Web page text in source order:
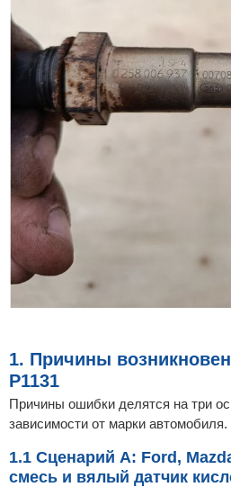
1. Причины
P1131
Причины ошибки делятся на три
зависимости от марки автомобиля.
1.1 Сценарий A: Ford,
смесь и вялый датчик